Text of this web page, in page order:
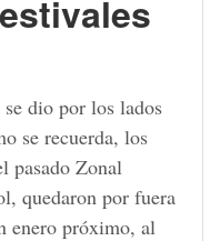
dio por los lados
se recuerda, los
pasado Zonal
quedaron por fuera
enero próximo, al